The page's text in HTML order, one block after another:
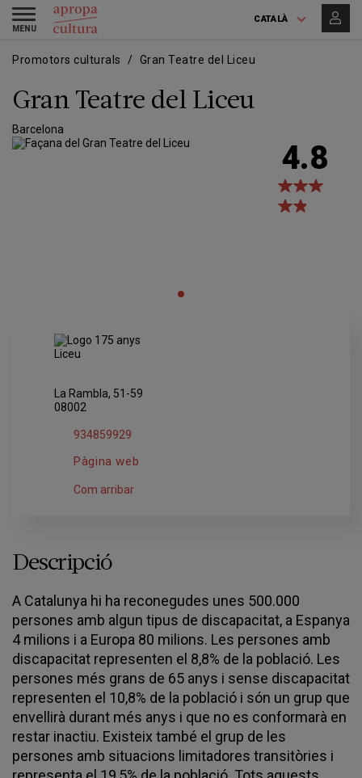
Vés
contingut
Skip
main
CATALÀ
Toggle
navigation
Promotors culturals Gran Teatre del Liceu
Gran Teatre del Liceu
Barcelona
4.8
La Rambla, 51-59
08002
934859929
Pàgina web
Com arribar
Descripció
A Catalunya hi ha reconegudes unes 500.000
persones amb algun tipus de discapacitat, a Espanya
4 milions i a Europa 80 milions. Les persones amb
discapacitat representen el 8,8% de la població. Les
persones més grans de 65 anys i sense discapacitat
representen el 10,8% de la població i són un grup que
envellirà durant més anys i que no es conformarà en
restar inactiu. Existeix també el grup de les
persones amb situacions limitadores transitòries i